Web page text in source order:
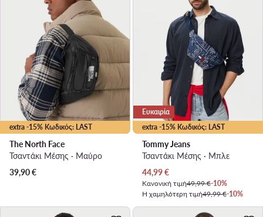
extra -15% Κωδικός: LAST
The North Face
Τσαντάκι Μέσης · Μαύρο
39,90€
extra -15% Κωδικός: LAST
Ευκαιρία
Tommy Jeans
Τσαντάκι Μέσης · Μπλε
Τρέχουσα τιμή
44,99€
Κανονική τιμή49,99 €-10%
Η χαμηλότερη τιμή49,99 €-10%